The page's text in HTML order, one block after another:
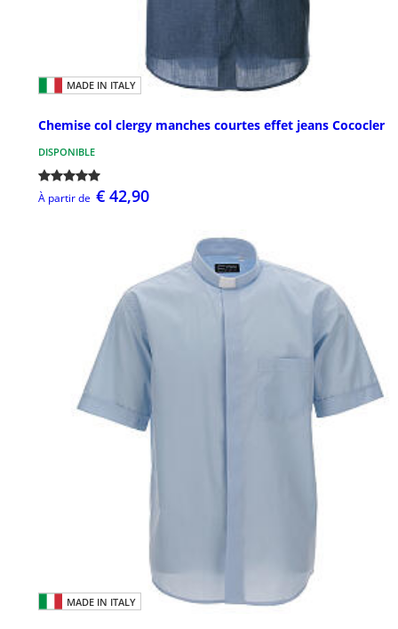
MADE IN ITALY
Chemise col clergy manches courtes effet jeans Cococler
DISPONIBLE
À partir de € 42,90
MADE IN ITALY